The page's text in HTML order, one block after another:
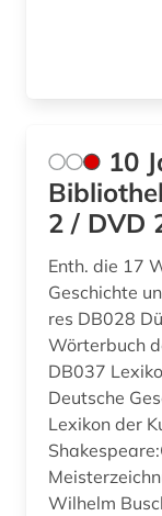
barock (4)
bayern (2)
Sachsen (4)
Schweiz (3)
Serbien (1)
10
2 / DVD
Enth. die 17 Werke DB012
Geschichte
res DB028
Wörterbuch
DB037
Deutsche
Lexikon der
Wilhelm